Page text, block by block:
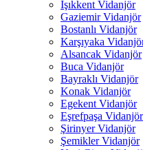
Işıkkent Vidanjör
Gaziemir Vidanjör
Bostanlı Vidanjör
Karşıyaka
Alsancak Vidanjör
Buca Vidanjör
Bayraklı Vidanjör
Konak Vidanjör
Egekent Vidanjör
Eşrefpaşa Vidanjör
Şirinyer Vidanjör
Şemikler Vidanjör